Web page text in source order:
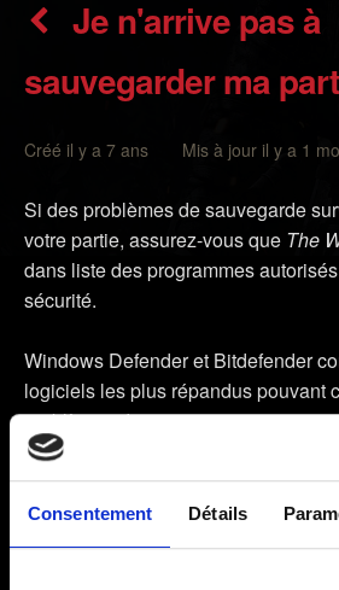
Consentement Détails
Je n'arrive pas à
sauvegarder ma
Créé il y a 7 ans Mis à jour il y a 1
Si des problèmes de sauvegarde
votre partie, assurez-vous que The
dans liste des programmes
sécurité.
Windows Defender et Bitdefender
logiciels les plus répandus pouvant
problèmes de ce type.
Si vous utilisez Windows Defender :
Ouvrez leCentre de sécurité